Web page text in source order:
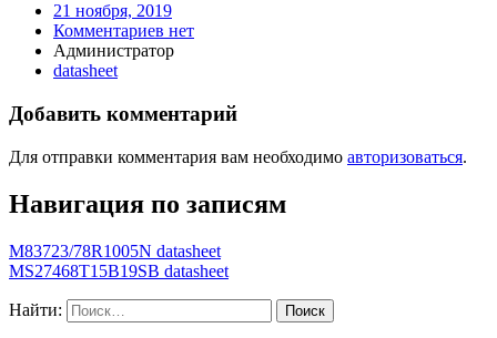
21 ноября, 2019
Комментариев нет
Администратор
datasheet
Добавить комментарий
Для отправки комментария вам необходимо авторизоваться.
Навигация по записям
M83723/78R1005N datasheet
MS27468T15B19SB datasheet
Найти: